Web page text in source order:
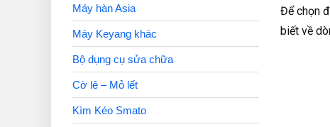
Để chọn
biết về
Máy hàn Asia
Máy Keyang khác
Bộ dụng cụ sửa chữa
Cờ lê – Mỏ lết
Kìm Kéo Smato